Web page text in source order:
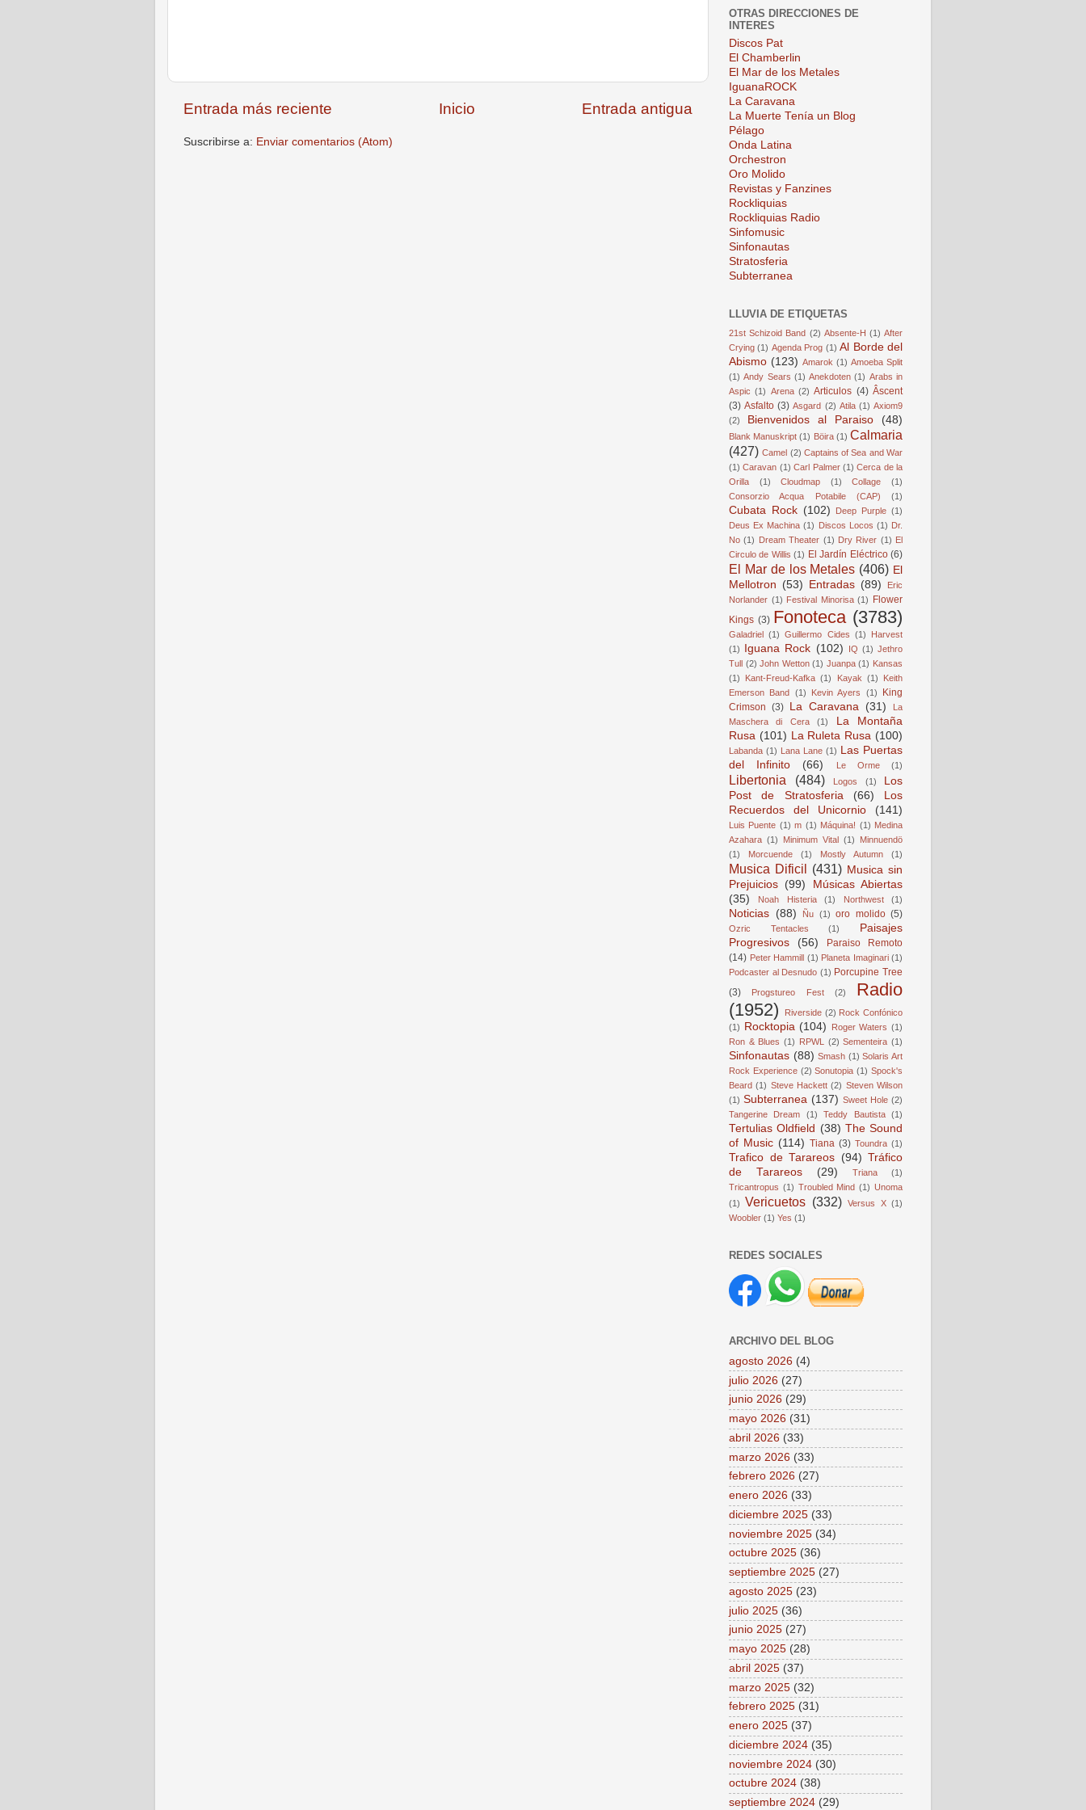
Entrada más reciente Entrada antigua
Inicio
Suscribirse a: Enviar comentarios (Atom)
OTRAS DIRECCIONES DE
INTERES
Discos Pat
El Chamberlin
El Mar de los Metales
IguanaROCK
La Caravana
La Muerte Tenía un Blog
Pélago
Onda Latina
Orchestron
Oro Molido
Revistas y Fanzines
Rockliquias
Rockliquias Radio
Sinfomusic
Sinfonautas
Stratosferia
Subterranea
LLUVIA DE ETIQUETAS
21st Schizoid Band (2) Absente-H (1) After
Crying (1) Agenda Prog (1) Al Borde del
Abismo (123) Amarok (1) Amoeba Split
(1) Andy Sears (1) Anekdoten (1) Arabs in
Aspic (1) Arena (2) Articulos (4) Âscent
(3) Asfalto (3) Asgard (2) Atila (1) Axiom9
(2)
Bienvenidos al Paraiso (48)
Blank Manuskript (1) Böira (1) Calmaria
(427) Camel (2) Captains of Sea and War
(1) Caravan (1) Carl Palmer (1) Cerca de la
Orilla
(1) Cloudmap (1) Collage
(1)
Consorzio Acqua Potabile (CAP)
(1)
Cubata Rock (102) Deep Purple (1)
Deus Ex Machina (1) Discos Locos (1) Dr.
No (1) Dream Theater (1) Dry River (1) El
Circulo de Willis (1) El Jardín Eléctrico (6)
El Mar de los Metales (406) El
Mellotron (53) Entradas (89)
Eric
Norlander (1) Festival Minorisa (1) Flower
Kings (3) Fonoteca (3783)
Galadriel (1) Guillermo Cides (1)
Harvest
(1) Iguana Rock (102) IQ (1) Jethro
Tull (2) John Wetton (1) Juanpa (1) Kansas
(1)
Kant-Freud-Kafka (1) Kayak (1)
Keith
Emerson Band (1) Kevin Ayers (1)
King
Crimson (3) La Caravana (31)
La
Maschera di Cera
(1)
La Montaña
Rusa (101) La Ruleta Rusa (100)
Labanda (1) Lana Lane (1) Las Puertas
del Infinito
(66) Le Orme (1)
Libertonia (484) Logos (1)
Los
Post de Stratosferia
(66)
Los
Recuerdos del Unicornio
(141)
Luis Puente (1) m (1) Máquina! (1) Medina
Azahara (1) Minimum Vital (1)
Minnuendö
(1)
Morcuende (1) Mostly Autumn (1)
Musica Dificil (431) Musica sin
Prejuicios (99)
Músicas Abiertas
(35)
Noah Histeria (1) Northwest (1)
Noticias (88) Ñu (1) oro molido (5)
Ozric Tentacles (1)
Paisajes
Progresivos
(56)
Paraiso Remoto
(14) Peter Hammill (1) Planeta Imaginari (1)
Podcaster al Desnudo (1) Porcupine Tree
(3)
Progstureo Fest (2)
Radio
(1952)
Riverside (2) Rock Confónico
(1) Rocktopia (104) Roger Waters (1)
Ron & Blues (1) RPWL (2) Sementeira (1)
Sinfonautas (88) Smash (1) Solaris Art
Rock Experience (2) Sonutopia (1) Spock's
Beard (1) Steve Hackett (2) Steven Wilson
(1) Subterranea (137) Sweet Hole (2)
Tangerine Dream
(1) Teddy Bautista (1)
Tertulias Oldfield (38) The Sound
of Music (114) Tiana (3) Toundra (1)
Trafico de Tarareos (94) Tráfico
de Tarareos
(29) Triana
(1)
Tricantropus (1) Troubled Mind (1) Unoma
(1)
Vericuetos (332) Versus X (1)
Woobler (1) Yes (1)
REDES SOCIALES
ARCHIVO DEL BLOG
agosto 2026 (4)
julio 2026 (27)
junio 2026 (29)
mayo 2026 (31)
abril 2026 (33)
marzo 2026 (33)
febrero 2026 (27)
enero 2026 (33)
diciembre 2025 (33)
noviembre 2025 (34)
octubre 2025 (36)
septiembre 2025 (27)
agosto 2025 (23)
julio 2025 (36)
junio 2025 (27)
mayo 2025 (28)
abril 2025 (37)
marzo 2025 (32)
febrero 2025 (31)
enero 2025 (37)
diciembre 2024 (35)
noviembre 2024 (30)
octubre 2024 (38)
septiembre 2024 (29)